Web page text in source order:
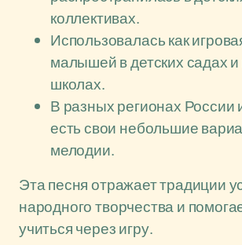
коллективах.
Использовалась как
малышей в детских садах
школах.
В разных регионах России
есть свои небольшие
мелодии.
Эта песня отражает традиции
народного творчества и
учиться через игру.